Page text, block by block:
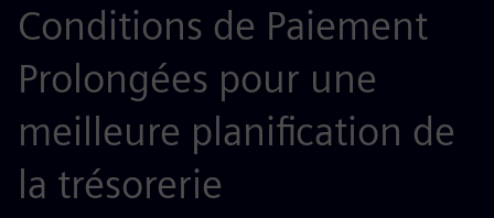
Conditions de Paiement
Prolongées pour une
meilleure planification de
la trésorerie